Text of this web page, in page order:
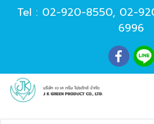
Tel : 02-920-8550, 02-
6996